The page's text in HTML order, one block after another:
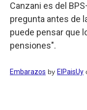
Canzani es del
pregunta antes de
puede pensar que
pensiones".
Embarazos by ElPaisUy